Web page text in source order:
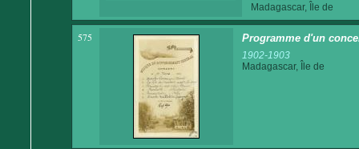
Madagascar, Île de
575 Programme d'un
1902-1903
Madagascar, Île de